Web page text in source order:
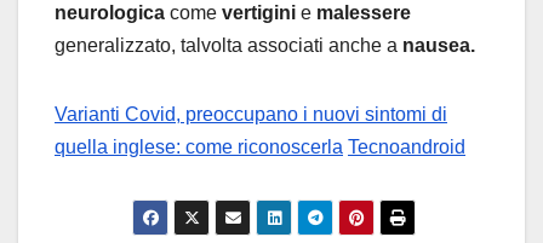
neurologica come vertigini e malessere
generalizzato, talvolta associati anche a nausea.
Varianti Covid, preoccupano i nuovi sintomi di
quella inglese: come riconoscerla Tecnoandroid